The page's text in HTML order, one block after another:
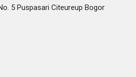
5 Puspasari Citeureup Bogor